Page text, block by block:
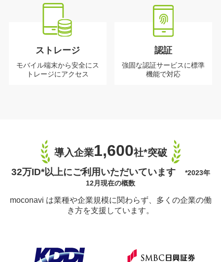
ストレージ
モバイル端末から安全にス
トレージにアクセス
認証
強固な認証サービスに標準
機能で対応
導入企業1,600社*突破
32万ID*以上にご利用いただいています
*2023年
12月現在の概数
moconavi は業種や企業規模に関わらず、多くの企業の働
き方を支援しています。